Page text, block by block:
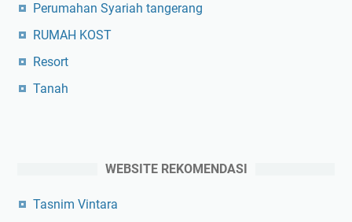
Perumahan Syariah tangerang
RUMAH KOST
Resort
Tanah
WEBSITE REKOMENDASI
Tasnim Vintara